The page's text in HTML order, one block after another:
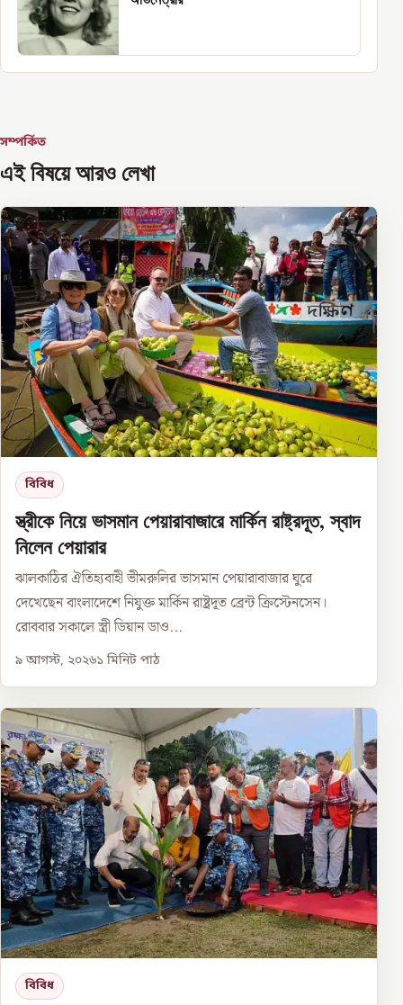
সম্পর্কিত
এই বিষয়ে আরও লেখা
বিবিধ
স্ত্রীকে নিয়ে ভাসমান পেয়ারাবাজারে মার্কিন রাষ্ট্রদূত, স্বাদ
নিলেন পেয়ারার
ঝালকাঠির ঐতিহ্যবাহী ভীমরুলির ভাসমান পেয়ারাবাজার ঘুরে
দেখেছেন বাংলাদেশে নিযুক্ত মার্কিন রাষ্ট্রদূত ব্রেন্ট ক্রিস্টেনসেন।
রোববার সকালে স্ত্রী ডিয়ান ডাও...
৯ আগস্ট, ২০২৬১ মিনিট পাঠ
বিবিধ